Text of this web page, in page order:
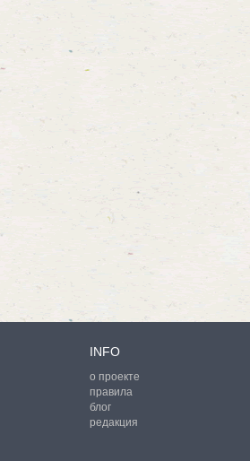
INFO
о проекте
правила
блог
редакция